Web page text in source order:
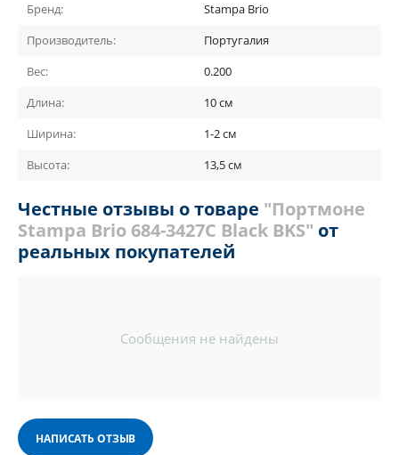
Бренд:
Stampa Brio
Производитель:
Португалия
Вес:
0.200
Длина:
10 см
Ширина:
1-2 см
Высота:
13,5 см
Честные отзывы о товаре "Портмоне
Stampa Brio 684-3427C Black BKS" от
реальных покупателей
Сообщения не найдены
НАПИСАТЬ ОТЗЫВ